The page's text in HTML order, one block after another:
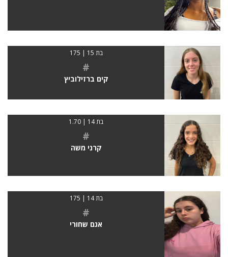
בת 15 | 175
#
קים ברזילוביץ
בת 14 | 1.70
#
קרני משה
בת 14 | 175
#
אגם שחורי